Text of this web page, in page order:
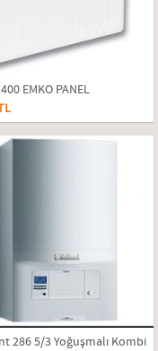
EMKO PANEL
286 5/3 Yoğuşmalı Kombi